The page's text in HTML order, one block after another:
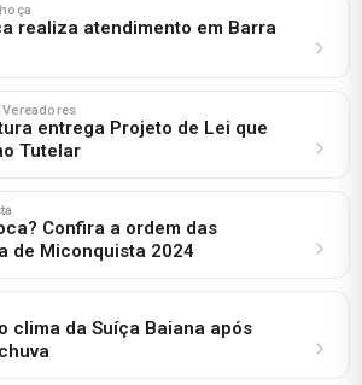
realiza atendimento em Barra
Vereadores
entrega Projeto de Lei que
Tutelar
Confira a ordem das
de Miconquista 2024
clima da Suíça Baiana após